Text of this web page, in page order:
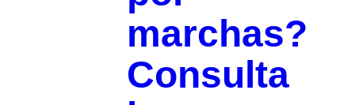
marchas?
Consulta